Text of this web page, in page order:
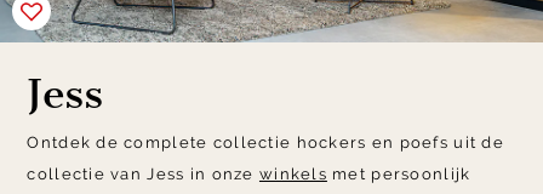
Jess
Ontdek de complete collectie hockers en poefs uit de
collectie van Jess in onze winkels met persoonlijk